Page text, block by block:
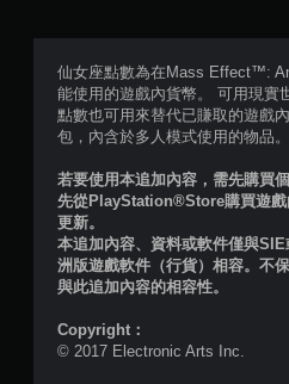
仙女座點數為在Mass Effect™:
能使用的遊戲內貨幣。 可用現實
點數也可用來替代已賺取的遊戲
包，內含於多人模式使用的物品。
若要使用本追加內容，需先購買
先從PlayStation®Store購買遊戲
更新。
本追加內容、資料或軟件僅與
洲版遊戲軟件（行貨）相容。不
與此追加內容的相容性。
Copyright：
© 2017 Electronic Arts Inc.